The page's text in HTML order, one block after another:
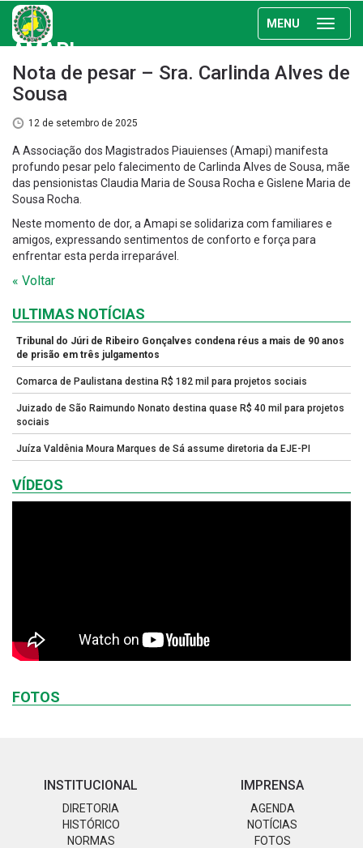
MENU
AMAPI
Nota de pesar – Sra. Carlinda Alves de
Sousa
12 de setembro de 2025
A Associação dos Magistrados Piauienses (Amapi) manifesta
profundo pesar pelo falecimento de Carlinda Alves de Sousa, mãe
das pensionistas Claudia Maria de Sousa Rocha e Gislene Maria de
Sousa Rocha.
Neste momento de dor, a Amapi se solidariza com familiares e
amigos, expressando sentimentos de conforto e força para
enfrentar esta perda irreparável.
« Voltar
ULTIMAS NOTÍCIAS
Tribunal do Júri de Ribeiro Gonçalves condena réus a mais de 90 anos
de prisão em três julgamentos
Comarca de Paulistana destina R$ 182 mil para projetos sociais
Juizado de São Raimundo Nonato destina quase R$ 40 mil para projetos
sociais
Juíza Valdênia Moura Marques de Sá assume diretoria da EJE-PI
VÍDEOS
FOTOS
INSTITUCIONAL
DIRETORIA
HISTÓRICO
NORMAS
IMPRENSA
AGENDA
NOTÍCIAS
FOTOS